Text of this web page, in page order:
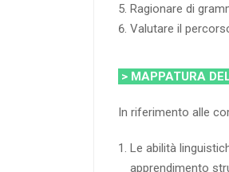
Ragionare di
Valutare il
> MAPPATURA
In riferimento alle
Le abilità
apprendimento